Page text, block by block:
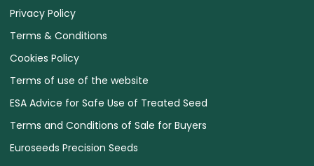
Privacy Policy
Terms & Conditions
Cookies Policy
Terms of use of the website
ESA Advice for Safe Use of Treated Seed
Terms and Conditions of Sale for Buyers
Euroseeds Precision Seeds